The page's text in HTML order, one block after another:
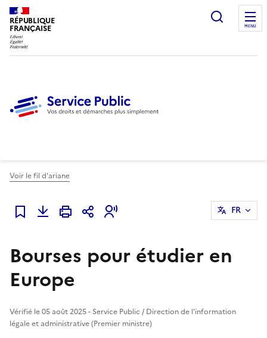
RÉPUBLIQUE
FRANÇAISE
Ouvrir
MENU
Voir le fil d'ariane
Ajouter à mes favoris
FR
Bourses pour étudier en
Europe
Vérifié le 05 août 2025 - Service Public / Direction de l'information
légale et administrative (Premier ministre)